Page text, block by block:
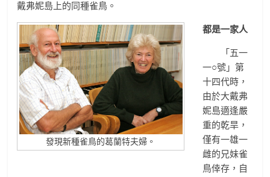
戴弗妮島上的同種雀鳥。
發現新種雀鳥的葛蘭特夫婦。
都是一家人
「五一
一○號」第
十四代時，
由於大戴弗
妮島適逢嚴
重的乾旱，
僅有一雄一
雌的兄妹雀
鳥倖存，自